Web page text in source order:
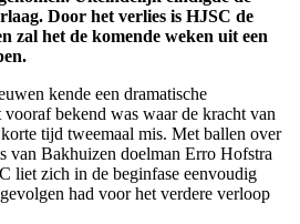
Door het verlies is HJSC de
zal het de komende weken uit een
kende een dramatische
bekend was waar de kracht van
tijd tweemaal mis. Met ballen over
van Bakhuizen doelman Erro Hofstra
liet zich in de beginfase eenvoudig
had voor het verdere verloop